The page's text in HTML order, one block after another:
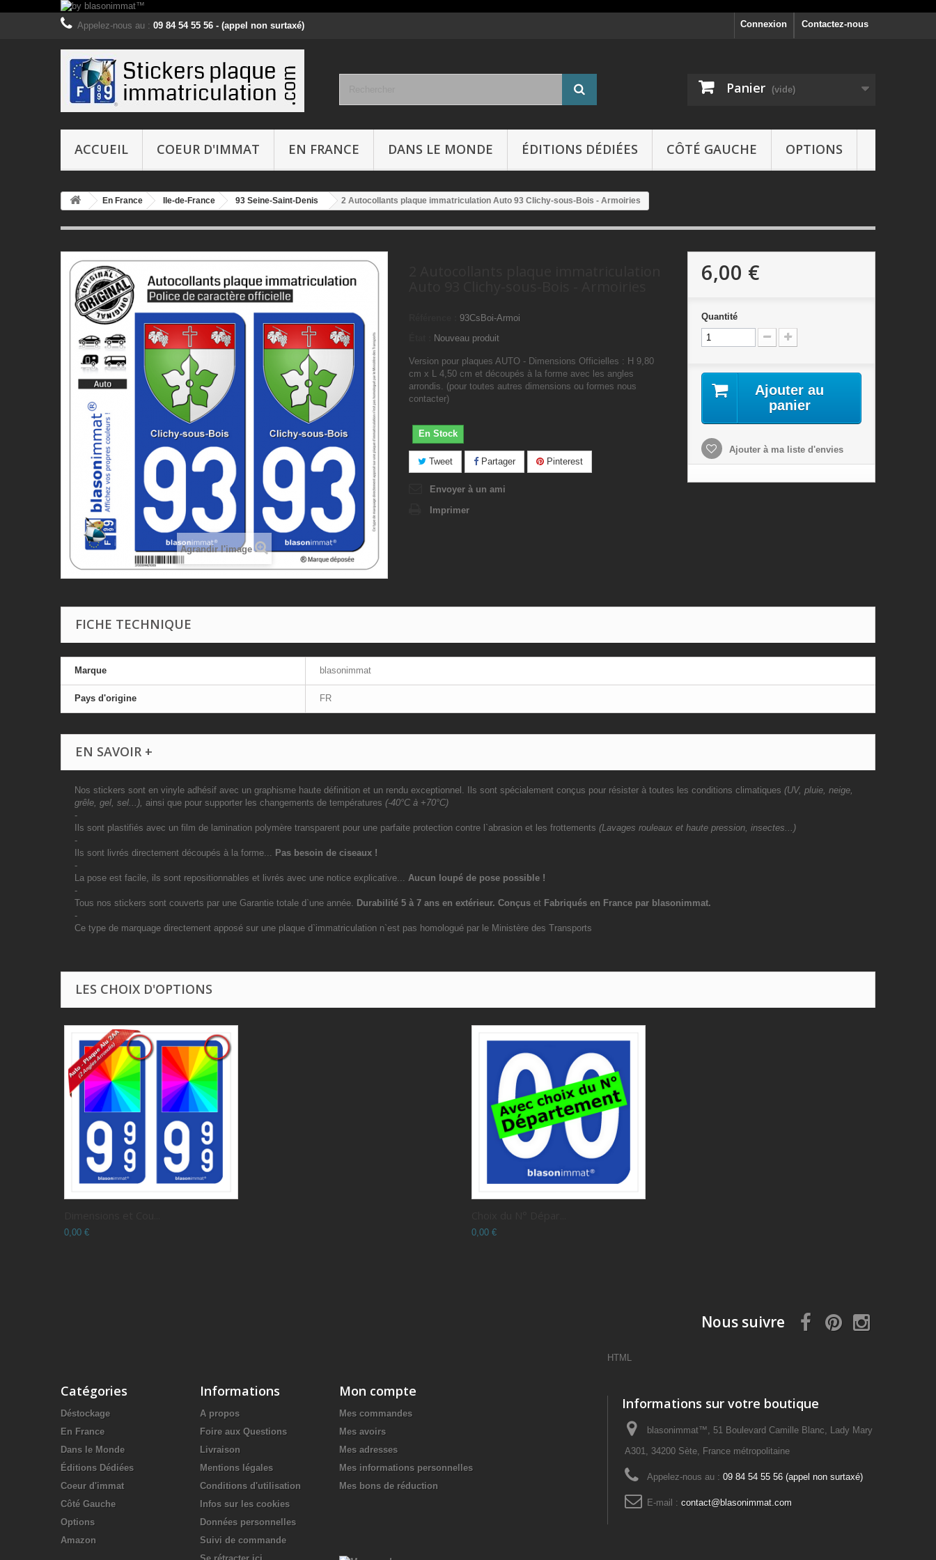
Contactez-nous
Appelez-nous au : 09 84 54 55 56 - (appel non surtaxé) Connexion
Panier (vide)
ACCUEIL COEUR D'IMMAT EN FRANCE DANS LE MONDE ÉDITIONS DÉDIÉES CÔTÉ GAUCHE OPTIONS
En France Ile-de-France 93 Seine-Saint-Denis 2 Autocollants plaque immatriculation Auto 93 Clichy-sous-Bois - Armoiries
Agrandir l'image
93CsBoi-Armoi
Nouveau produit
Version pour plaques AUTO - Dimensions Officielles : H 9,80
cm x L 4,50 cm et découpés à la forme avec les angles
arrondis. (pour toutes autres dimensions ou formes nous
contacter)
En Stock
Tweet Partager Pinterest
Envoyer à un ami
Imprimer
6,00 €
Quantité
Ajouter au
panier
Ajouter à ma liste d'envies
FICHE TECHNIQUE
Marque blasonimmat
Pays d'origine FR
EN SAVOIR +
Nos stickers sont en vinyle adhésif avec un graphisme haute définition et un rendu exceptionnel. Ils sont spécialement conçus pour résister à toutes les conditions climatiques (UV, pluie, neige,
grêle, gel, sel...), ainsi que pour supporter les changements de températures (-40°C à +70°C)
-
Ils sont plastifiés avec un film de lamination polymère transparent pour une parfaite protection contre l`abrasion et les frottements (Lavages rouleaux et haute pression, insectes...)
-
Ils sont livrés directement découpés à la forme... Pas besoin de ciseaux !
-
La pose est facile, ils sont repositionnables et livrés avec une notice explicative... Aucun loupé de pose possible !
-
Tous nos stickers sont couverts par une Garantie totale d`une année. Durabilité 5 à 7 ans en extérieur. Conçus et Fabriqués en France par blasonimmat.
-
Ce type de marquage directement apposé sur une plaque d`immatriculation n`est pas homologué par le Ministère des Transports
LES CHOIX D'OPTIONS
0,00 € 0,00 €
Nous suivre
Catégories
Déstockage
En France
Dans le Monde
Éditions Dédiées
Coeur d'immat
Côté Gauche
Options
Amazon
HTML
Informations
A propos
Foire aux Questions
Livraison
Mentions légales
Conditions d'utilisation
Infos sur les cookies
Données personnelles
Suivi de commande
Mon compte
Mes commandes
Mes avoirs
Mes adresses
Mes informations personnelles
Mes bons de réduction
Informations sur votre boutique
blasonimmat™, 51 Boulevard Camille Blanc, Lady Mary
A301, 34200 Sète, France métropolitaine
Appelez-nous au : 09 84 54 55 56 (appel non surtaxé)
E-mail : contact@blasonimmat.com